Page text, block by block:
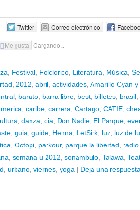
Twitter Correo electrónico
Me gusta Cargando...
Festival Folclorico Literatura Música
2012 abril actividades Amarillo Cyan y
barato barra libre best billetes brasil
caribe carrera Cartago CATIE
danza dia Don Nadie El Parque
guia guide Henna LetSirk luz luz de
Octopi parkour, parque la libertad radio
semana u 2012 sonambulo Talawa
urbano viernes yoga | Deja una respuesta